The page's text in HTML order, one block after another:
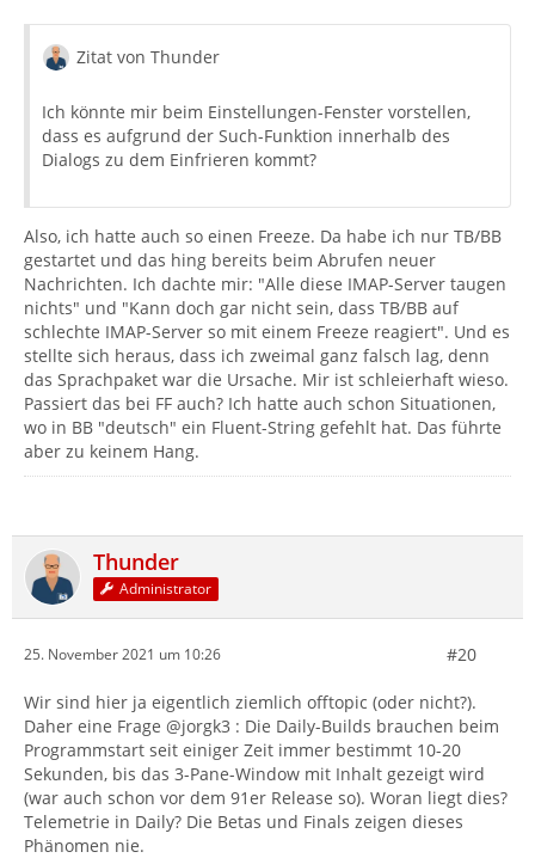
Zitat von Thunder
Ich könnte mir beim Einstellungen-Fenster vorstellen,
dass es aufgrund der Such-Funktion innerhalb des
Dialogs zu dem Einfrieren kommt?
Also, ich hatte auch so einen Freeze. Da habe ich nur TB/BB
gestartet und das hing bereits beim Abrufen neuer
Nachrichten. Ich dachte mir: "Alle diese IMAP-Server taugen
nichts" und "Kann doch gar nicht sein, dass TB/BB auf
schlechte IMAP-Server so mit einem Freeze reagiert". Und es
stellte sich heraus, dass ich zweimal ganz falsch lag, denn
das Sprachpaket war die Ursache. Mir ist schleierhaft wieso.
Passiert das bei FF auch? Ich hatte auch schon Situationen,
wo in BB "deutsch" ein Fluent-String gefehlt hat. Das führte
aber zu keinem Hang.
Thunder
Administrator
25. November 2021 um 10:26 #20
Wir sind hier ja eigentlich ziemlich offtopic (oder nicht?).
Daher eine Frage @jorgk3 : Die Daily-Builds brauchen beim
Programmstart seit einiger Zeit immer bestimmt 10-20
Sekunden, bis das 3-Pane-Window mit Inhalt gezeigt wird
(war auch schon vor dem 91er Release so). Woran liegt dies?
Telemetrie in Daily? Die Betas und Finals zeigen dieses
Phänomen nie.